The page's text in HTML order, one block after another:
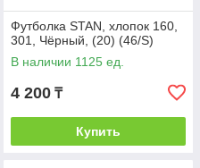
Футболка STAN, хлопок 160,
301, Чёрный, (20) (46/S)
В наличии 1125 ед.
4 200 ₸
Купить